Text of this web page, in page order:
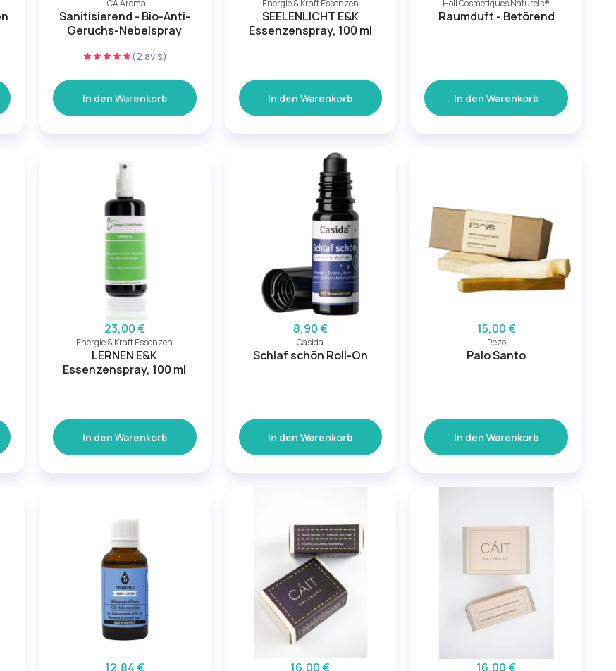
LCA Aroma
Sanitisierend - Bio-Anti-
Geruchs-Nebelspray
(2 avis)
In den Warenkorb
Energie & Kraft Essenzen
SEELENLICHT E&K
Essenzenspray, 100 ml
In den Warenkorb
Holi Cosmétiques Naturels®
Raumduft - Betörend
In den Warenkorb
23,00 €
Energie & Kraft Essenzen
LERNEN E&K
Essenzenspray, 100 ml
In den Warenkorb
8,90 €
Casida
Schlaf schön Roll-On
In den Warenkorb
15,00 €
Rezo
Palo Santo
In den Warenkorb
12,84 € 16,00 € 16,00 €